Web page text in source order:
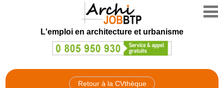
L'emploi en architecture et urbanisme
Retour à la CVthèque